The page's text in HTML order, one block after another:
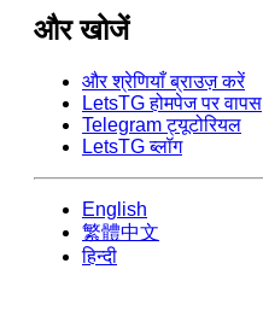
और खोजें
और श्रेणियाँ ब्राउज़ करें
LetsTG होमपेज पर वापस
Telegram ट्यूटोरियल
LetsTG ब्लॉग
English
繁體中文
हिन्दी